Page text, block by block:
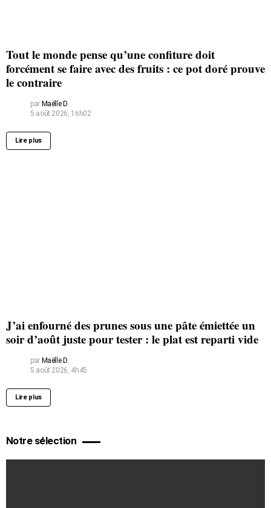
Tout le monde pense qu’une confiture doit
forcément se faire avec des fruits : ce pot doré prouve
le contraire
par Maëlle D.
5 août 2026, 16h02
Lire plus
J’ai enfourné des prunes sous une pâte émiettée un
soir d’août juste pour tester : le plat est reparti vide
par Maëlle D.
5 août 2026, 4h45
Lire plus
Notre sélection